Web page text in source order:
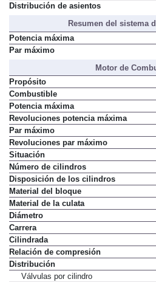
Distribución de asientos
Resumen del sistema
Potencia máxima
Par máximo
Motor de
Propósito
Combustible
Potencia máxima
Revoluciones potencia máxima
Par máximo
Revoluciones par máximo
Situación
Número de cilindros
Disposición de los cilindros
Material del bloque
Material de la culata
Diámetro
Carrera
Cilindrada
Relación de compresión
Distribución
Válvulas por cilindro